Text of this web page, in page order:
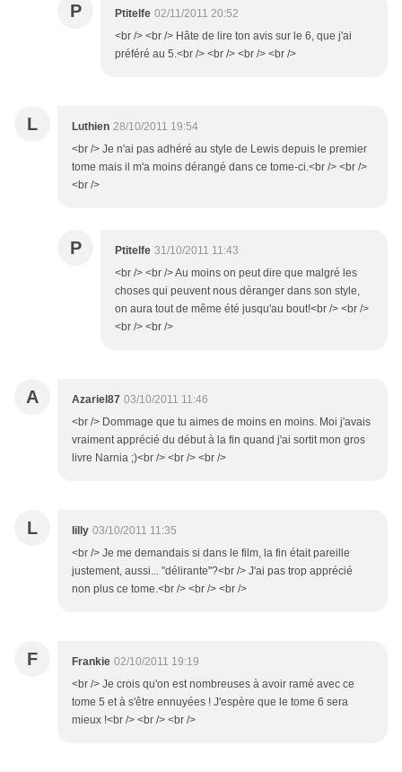
P Ptitelfe 02/11/2011 20:52
<br /> <br /> Hâte de lire ton avis sur le 6, que j'ai
préféré au 5.<br /> <br /> <br /> <br />
L Luthien 28/10/2011 19:54
<br /> Je n'ai pas adhéré au style de Lewis depuis le premier
tome mais il m'a moins dérangé dans ce tome-ci.<br /> <br />
<br />
P Ptitelfe 31/10/2011 11:43
<br /> <br /> Au moins on peut dire que malgré les
choses qui peuvent nous déranger dans son style,
on aura tout de même été jusqu'au bout!<br /> <br />
<br /> <br />
A Azariel87 03/10/2011 11:46
<br /> Dommage que tu aimes de moins en moins. Moi j'avais
vraiment apprécié du début à la fin quand j'ai sortit mon gros
livre Narnia ;)<br /> <br /> <br />
L lilly 03/10/2011 11:35
<br /> Je me demandais si dans le film, la fin était pareille
justement, aussi... "délirante"?<br /> J'ai pas trop apprécié
non plus ce tome.<br /> <br /> <br />
F Frankie 02/10/2011 19:19
<br /> Je crois qu'on est nombreuses à avoir ramé avec ce
tome 5 et à s'être ennuyées ! J'espère que le tome 6 sera
mieux !<br /> <br /> <br />